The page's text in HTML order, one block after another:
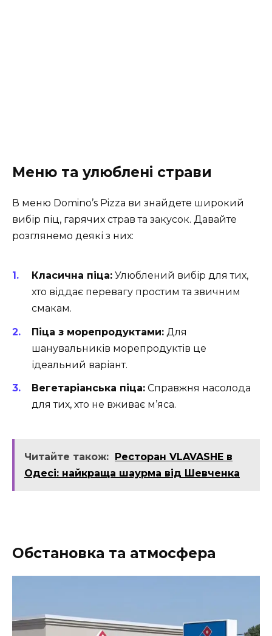
Меню та улюблені страви
В меню Domino’s Pizza ви знайдете широкий
вибір піц, гарячих страв та закусок. Давайте
розглянемо деякі з них:
Класична піца: Улюблений вибір для тих,
хто віддає перевагу простим та звичним
смакам.
Піца з морепродуктами: Для
шанувальників морепродуктів це
ідеальний варіант.
Вегетаріанська піца: Справжня насолода
для тих, хто не вживає м’яса.
Читайте також: Ресторан VLAVASHE в
Одесі: найкраща шаурма від Шевченка
Обстановка та атмосфера